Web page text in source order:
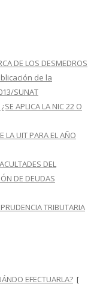
DE LOS DESMEDROS
de la
SUNAT
APLICA LA NIC 22 O
LA UIT PARA EL AÑO
DEL
DE DEUDAS
TRIBUTARIA
EFECTUARLA? [